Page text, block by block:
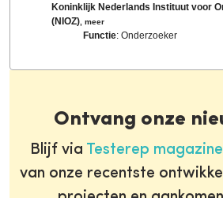
Koninklijk Nederlands Instituut voor
(NIOZ) ,meer
Functie: Onderzoeker
Ontvang onze
Blijf via Testerep magazine
van onze recentste